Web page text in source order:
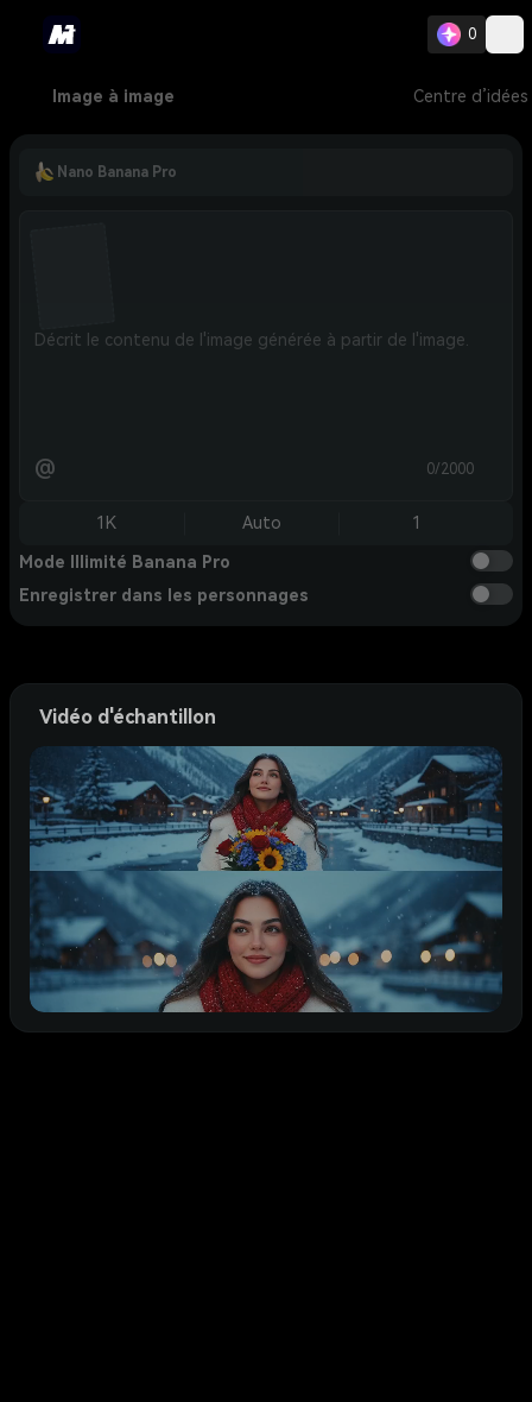
0
Image à image Centre d’idées
Nano Banana Pro
@ 0/2000
1K Auto 1
Mode Illimité Banana Pro
Enregistrer dans les personnages
Vidéo d'échantillon